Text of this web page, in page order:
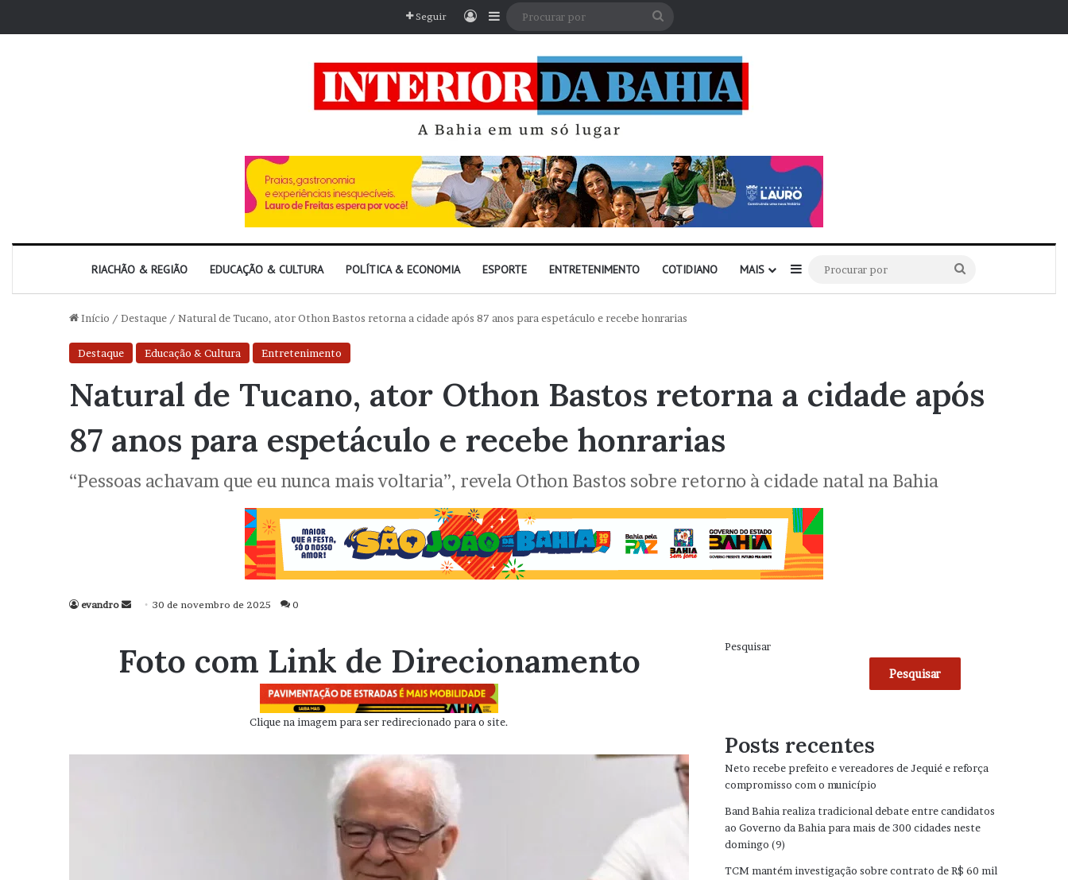
Seguir EntrarBarra Lateral
RIACHÃO & REGIÃO EDUCAÇÃO & CULTURA POLÍTICA & ECONOMIA ESPORTE ENTRETENIMENTO COTIDIANO MAIS Barra Lateral
por
Início / Destaque / Natural de Tucano, ator Othon Bastos retorna a cidade após 87 anos para espetáculo e recebe honrarias
Destaque Educação & Cultura Entretenimento
Natural de Tucano, ator Othon Bastos retorna a cidade após
87 anos para espetáculo e recebe honrarias
“Pessoas achavam que eu nunca mais voltaria”, revela Othon Bastos sobre retorno à cidade natal na Bahia
evandro
Mande
mail
30 de novembro de 2025 0
Foto com Link de Direcionamento
Clique na imagem para ser redirecionado para o site.
Pesquisar
Pesquisar
Posts recentes
Neto recebe prefeito e vereadores de Jequié e reforça
compromisso com o município
Band Bahia realiza tradicional debate entre candidatos
ao Governo da Bahia para mais de 300 cidades neste
domingo (9)
TCM mantém investigação sobre contrato de R$ 60 mil